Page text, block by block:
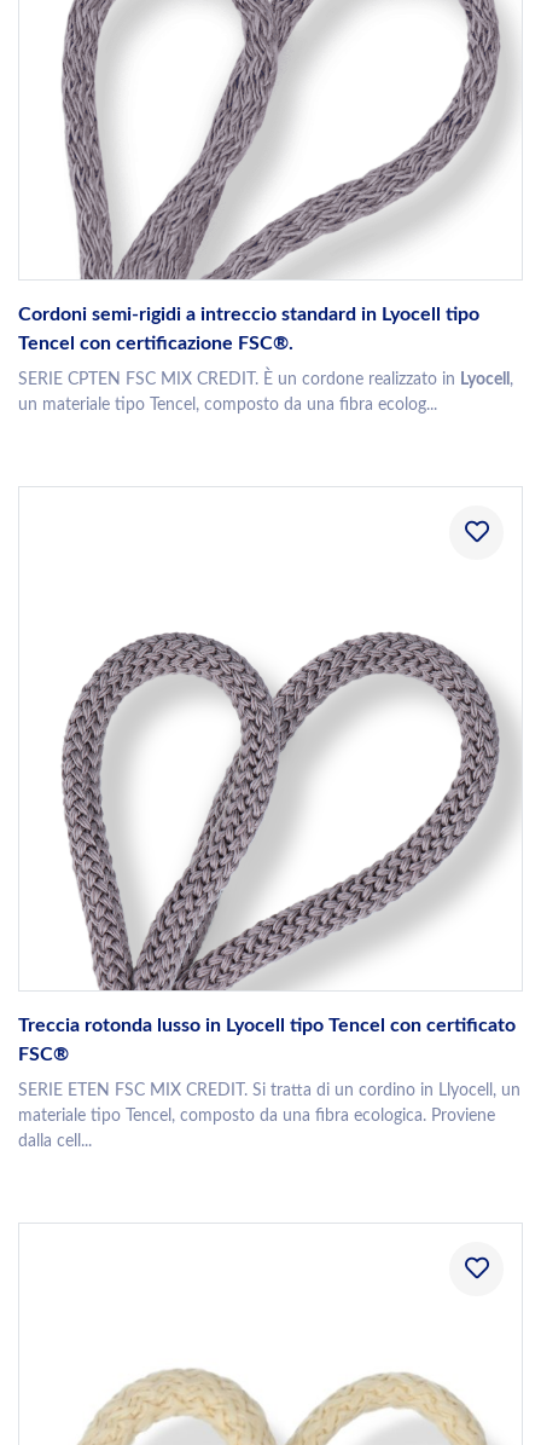
Cordoni semi-rigidi a intreccio standard in Lyocell tipo
Tencel con certificazione FSC®.
SERIE CPTEN FSC MIX CREDIT. È un cordone realizzato in Lyocell ,
un materiale tipo Tencel, composto da una fibra ecolog...
Treccia rotonda lusso in Lyocell tipo Tencel con certificato
FSC®
SERIE ETEN FSC MIX CREDIT. Si tratta di un cordino in Llyocell, un
materiale tipo Tencel, composto da una fibra ecologica. Proviene
dalla cell...